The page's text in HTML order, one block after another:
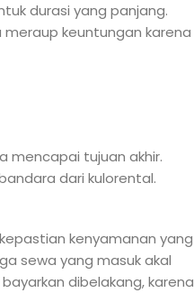
durasi yang panjang.
keuntungan karena
mencapai tujuan akhir.
dari kulorental.
kenyamanan yang
sewa yang masuk akal
dibelakang, karena